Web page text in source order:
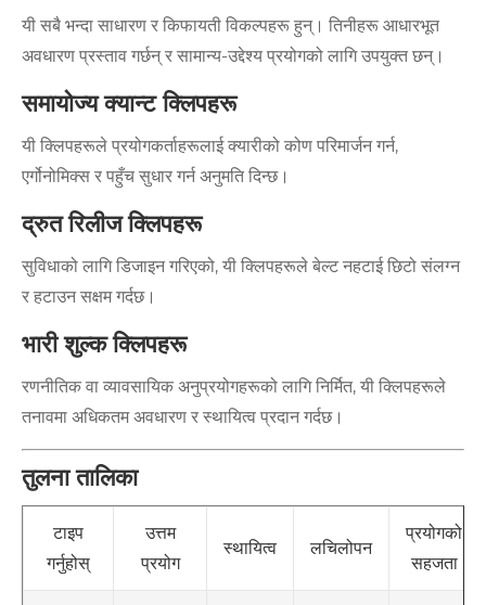
यी सबै भन्दा साधारण र किफायती विकल्पहरू हुन्। तिनीहरू आधारभूत
अवधारण प्रस्ताव गर्छन् र सामान्य-उद्देश्य प्रयोगको लागि उपयुक्त छन्।
समायोज्य क्यान्ट क्लिपहरू
यी क्लिपहरूले प्रयोगकर्ताहरूलाई क्यारीको कोण परिमार्जन गर्न,
एर्गोनोमिक्स र पहुँच सुधार गर्न अनुमति दिन्छ।
द्रुत रिलीज क्लिपहरू
सुविधाको लागि डिजाइन गरिएको, यी क्लिपहरूले बेल्ट नहटाई छिटो संलग्न
र हटाउन सक्षम गर्दछ।
भारी शुल्क क्लिपहरू
रणनीतिक वा व्यावसायिक अनुप्रयोगहरूको लागि निर्मित, यी क्लिपहरूले
तनावमा अधिकतम अवधारण र स्थायित्व प्रदान गर्दछ।
तुलना तालिका
टाइप
गर्नुहोस्
उत्तम
प्रयोग
स्थायित्व लचिलोपन
प्रयोगको
सहजता